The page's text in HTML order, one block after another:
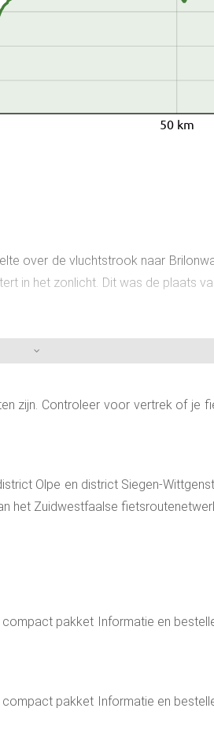
50 km
over de vluchtstrook naar
in het zonlicht. Dit was de plaats
zijn. Controleer voor vertrek of je
Olpe en district Siegen-
het Zuidwestfaalse
pakket Informatie en
pakket Informatie en